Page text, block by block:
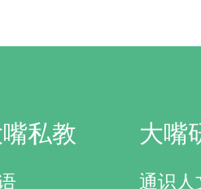
私教 大嘴
通识人